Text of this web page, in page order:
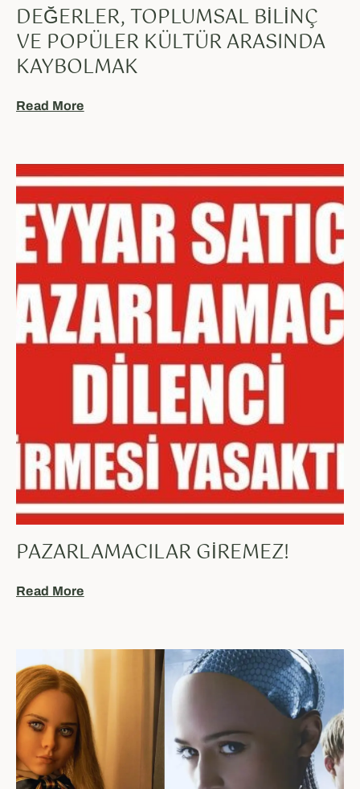
DEĞERLER, TOPLUMSAL BILINÇ
VE POPÜLER KÜLTÜR ARASINDA
KAYBOLMAK
Read More
PAZARLAMACILAR GIREMEZ!
Read More